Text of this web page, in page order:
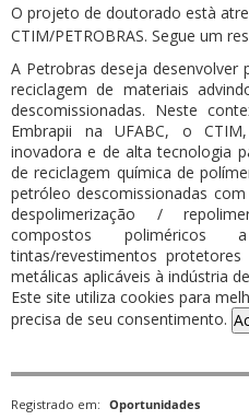
O projeto de doutorado està
CTIM/PETROBRAS. Segue um
A Petrobras deseja
reciclagem de materiais
descomissionadas. Neste
Embrapii na UFABC, o
inovadora e de alta tecnologia
de reciclagem química de
petróleo descomissionadas
despolimerização /
compostos
tintas/revestimentos
metálicas aplicáveis à indústria
Este site utiliza cookies para
precisa de seu consentimento.
Registrado em: Oportunidades